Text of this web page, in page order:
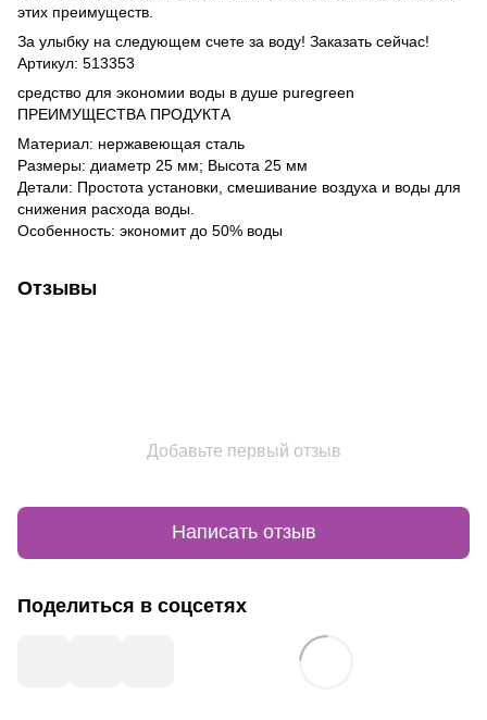
этих преимуществ.
За улыбку на следующем счете за воду! Заказать сейчас!
Артикул: 513353
средство для экономии воды в душе puregreen
ПРЕИМУЩЕСТВА ПРОДУКТА
Материал: нержавеющая сталь
Размеры: диаметр 25 мм; Высота 25 мм
Детали: Простота установки, смешивание воздуха и воды для
снижения расхода воды.
Особенность: экономит до 50% воды
Отзывы
Добавьте первый отзыв
Написать отзыв
Поделиться в соцсетях